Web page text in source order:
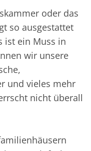
oder das
so ausgestattet
ist ein Muss in
wir unsere
und vieles mehr
nicht überall